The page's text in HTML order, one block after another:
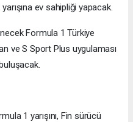
ev sahipliği yapacak.
Formula 1 Türkiye
ve S Sport Plus uygulaması
1 yarışını, Fin sürücü